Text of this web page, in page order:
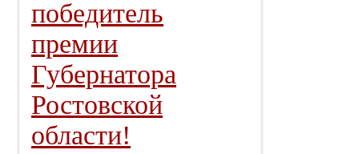
победитель
премии
Губернатора
Ростовской
области!